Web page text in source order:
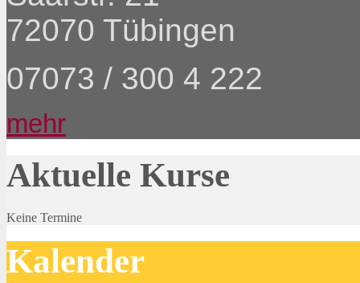
72070 Tübingen
07073 / 300 4 222
mehr
Aktuelle Kurse
Keine Termine
Kalender